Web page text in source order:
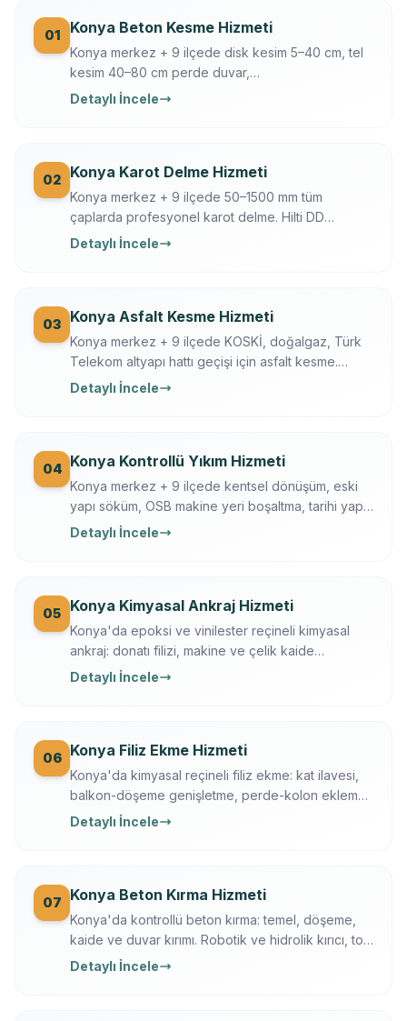
01 Konya Beton Kesme Hizmeti
Konya merkez + 9 ilçede disk kesim 5–40 cm, tel
kesim 40–80 cm perde duvar,
döşeme/temel/zemin kesimi. Hilti + Husqvarna
Detaylı İncele
02 Konya Karot Delme Hizmeti
Konya merkez + 9 ilçede 50–1500 mm tüm
çaplarda profesyonel karot delme. Hilti DD
250/350, Ferroscan donatı tarama, su soğutmalı
Detaylı İncele
03 Konya Asfalt Kesme Hizmeti
Konya merkez + 9 ilçede KOSKİ, doğalgaz, Türk
Telekom altyapı hattı geçişi için asfalt kesme.
Husqvarna FS 7000, gece çalışma, trafik düzeni.
Detaylı İncele
04 Konya Kontrollü Yıkım Hizmeti
Konya merkez + 9 ilçede kentsel dönüşüm, eski
yapı söküm, OSB makine yeri boşaltma, tarihi yapı
kısmi yıkım. İş güvenliği + sigortalı operasyon,
Detaylı İncele
05 Konya Kimyasal Ankraj Hizmeti
Konya'da epoksi ve vinilester reçineli kimyasal
ankraj: donatı filizi, makine ve çelik kaide
sabitleme. Ücretsiz keşif, çekme testi, yazılı
Detaylı İncele
06 Konya Filiz Ekme Hizmeti
Konya'da kimyasal reçineli filiz ekme: kat ilavesi,
balkon-döşeme genişletme, perde-kolon ekleme.
Ferroscan kontrollü, çekme testli, yazılı garanti.
Detaylı İncele
07 Konya Beton Kırma Hizmeti
Konya'da kontrollü beton kırma: temel, döşeme,
kaide ve duvar kırımı. Robotik ve hidrolik kırıcı, toz
bastırma, moloz dahil, sigortalı operasyon.
Detaylı İncele